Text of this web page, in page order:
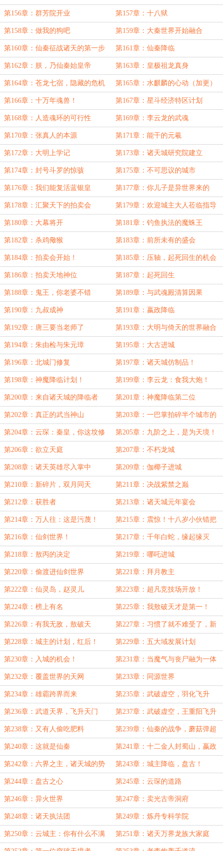
第156章：群芳院开业 第157章：十八狱
第158章：做我的狗吧 第159章：大秦世界开始融合
第160章：仙秦征战诸天的第一步
（加更）
第161章：仙秦降临
第162章：朕，乃仙秦始皇帝 第163章：皇极祖龙真身
第164章：苍龙七宿，隐藏的危机 第165章：水麒麟的心动（加更）
第166章：十万年魂兽！ 第167章：星斗经济特区计划
第168章：人造魂环的可行性 第169章：李云龙的武魂
第170章：张真人的本源 第171章：能干的元羲
第172章：大明上学记 第173章：诸天城研究院建立
第174章：封号斗罗的惊骇 第175章：不可思议的城市
第176章：我们能复活蓝银皇 第177章：你儿子是异世界来的
第178章：汇聚天下的拍卖会 第179章：欢迎城主大人莅临指导
第180章：大幕将开 第181章：钓鱼执法的魔蛛王
第182章：杀鸡儆猴 第183章：前所未有的盛会
第184章：拍卖会开始！ 第185章：压轴，起死回生的机会
第186章：拍卖天地神位 第187章：起死回生
第188章：鬼王，你老婆不错 第189章：与武魂殿清算因果
第190章：九叔成神 第191章：嬴政降临
第192章：唐三要当老师了 第193章：大明与倚天的世界融合
第194章：朱由检与朱元璋 第195章：大古进城
第196章：北城门修复 第197章：诸天城仿制品！
第198章：神魔降临计划！ 第199章：李云龙：食我大炮！
第200章：来自诸天城的降临者 第201章：神魔降临第二位
第202章：真正的武当神山 第203章：一巴掌拍碎半个城市的
大古
第204章：云琛：秦皇，你这坟修
得不错
第205章：九阶之上，是为天境！
第206章：欲立天庭 第207章：不朽龙城
第208章：诸天英雄尽入掌中 第209章：伽椰子进城
第210章：新碎片，双月同天 第211章：决战紫禁之巅
第212章：获胜者 第213章：诸天城元年宴会
第214章：万人往：这是污蔑！ 第215章：震惊！十八岁小伙错把
公狐抱回家！
第216章：仙剑世界！ 第217章：千年白蛇，缘起缘灭
第218章：敖丙的决定 第219章：哪吒进城
第220章：偷渡进仙剑世界 第221章：拜月教主
第222章：仙灵岛，赵灵儿 第223章：超凡竞技场开放！
第224章：榜上有名 第225章：我敖破天才是第一！
第226章：有我无敌，敖破天 第227章：习惯了就不难受了，新
世界
第228章：城主的计划，红后！ 第229章：五大域发展计划
第230章：入城的机会！ 第231章：当魔气与丧尸融为一体
第232章：覆盖世界的天网 第233章：同源世界
第234章：雄霸跨界而来 第235章：武破虚空，羽化飞升
第236章：武道天界，飞升天门 第237章：武破虚空，王重阳飞升
第238章：又有人偷吃肥料 第239章：仙秦的战争，蘑菇弹超
度大法
第240章：这就是仙秦 第241章：十二金人封蜀山，嬴政
降临
第242章：六界之主，诸天城的势
力雏形
第243章：城主降临，盘古！
第244章：盘古之心 第245章：云琛的道路
第246章：异火世界 第247章：卖光古帝洞府
第248章：诸天执法团 第249章：炼丹专科学院
第250章：云城主：你有什么不满 第251章：诸天万界龙族大家庭